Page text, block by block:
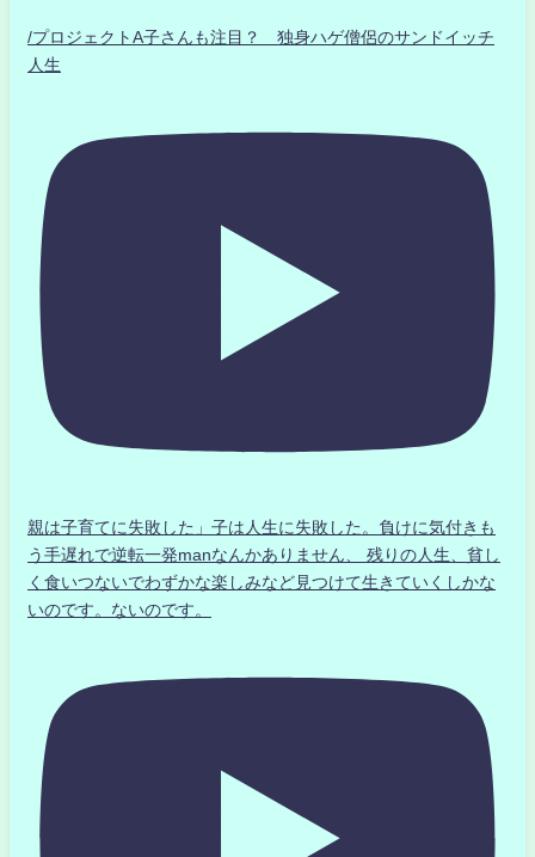
/プロジェクトA子さんも注目？ 独身ハゲ僧侶のサンドイッチ
人生
親は子育てに失敗した」子は人生に失敗した。負けに気付きも
う手遅れで逆転一発manなんかありません、 残りの人生、貧し
く食いつないでわずかな楽しみなど見つけて生きていくしかな
いのです。ないのです。